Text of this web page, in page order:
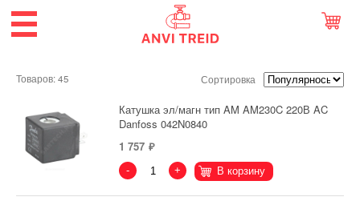
Товаров: 45 Сортировка
Катушка эл/магн тип AM AM230C 220В AC
Danfoss 042N0840
1 757
- + В корзину